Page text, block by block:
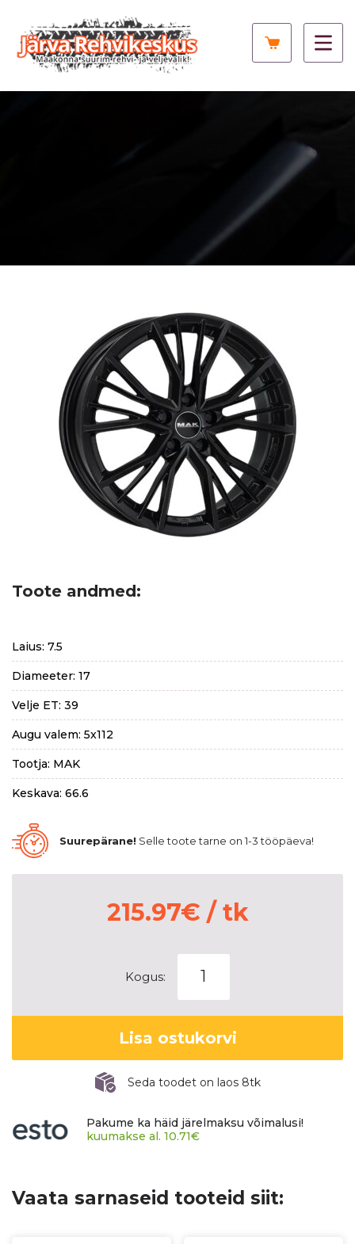
Toote andmed:
Laius: 7.5
Diameeter: 17
Velje ET: 39
Augu valem: 5x112
Tootja: MAK
Keskava: 66.6
Suurepärane! Selle toote tarne on 1-3 tööpäeva!
215.97€ / tk
Kogus:
Union
Gloss
Black
7,5x17
5x112
ET39
R13
610
kogus
Lisa ostukorvi
Seda toodet on laos 8tk
Pakume ka häid järelmaksu võimalusi!
kuumakse al. 10.71€
Vaata sarnaseid tooteid siit: